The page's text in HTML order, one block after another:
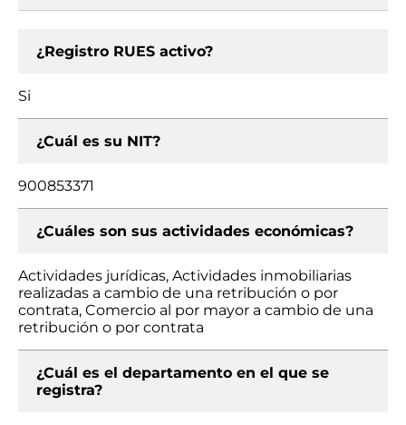
¿Registro RUES activo?
Si
¿Cuál es su NIT?
900853371
¿Cuáles son sus actividades económicas?
Actividades jurídicas, Actividades inmobiliarias
realizadas a cambio de una retribución o por
contrata, Comercio al por mayor a cambio de una
retribución o por contrata
¿Cuál es el departamento en el que se
registra?